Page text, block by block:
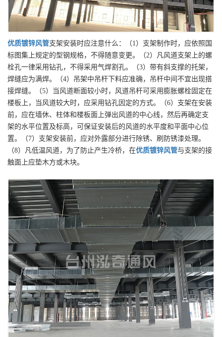
优质镀锌风管支架安装时应注意什么：（1）支架制作时，应依照国
标图集上规定的型钢规格，不得随意变更。（2）凡风道支架上的螺
栓孔一律采用钻孔，不得采用气焊割孔。（3）带有斜支撑的托架，
焊缝应为满焊。（4）吊架中吊杆下料应准确，吊杆中间不宜出现搭
接焊缝。（5）当风道断面较小时，风道吊杆可采用膨胀螺栓固定在
楼板上，当风道较大时，应采用钻孔因定的方式。（6）支架在安装
前，应在墙休、柱体和楼板面上弹出风道的中心线，然后再确定支
架的水平位置及标高，可保证安装后的风道的水平度和平面中心位
置。（7）支架安装前，应对外露部分进行除锈、刷防锈漆处理。
（8）凡低温风道，为了防止产生冷桥，在优质镀锌风管与支架的接
触面上应垫木方或木块。